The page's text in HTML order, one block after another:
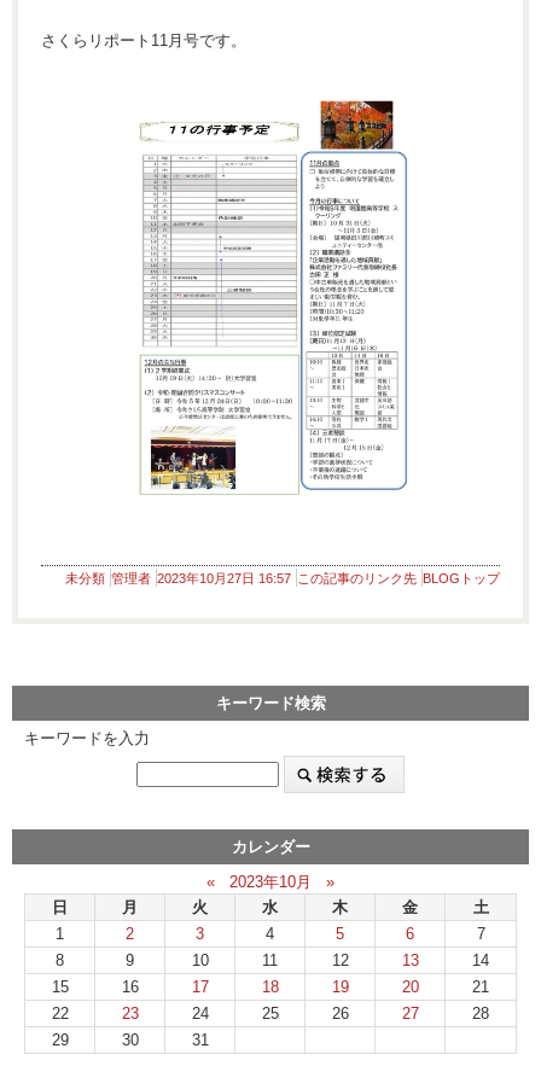
さくらリポート11月号です。
未分類 管理者 2023年10月27日 16:57 この記事のリンク先 BLOGトップ
キーワード検索
キーワードを入力
カレンダー
«
2023年10月
»
日
月 火 水 木 金
土
1
2 3 4 5 6
7
8
9 10 11 12 13
14
15
16 17 18 19 20
21
22
23 24 25 26 27
28
29
30 31